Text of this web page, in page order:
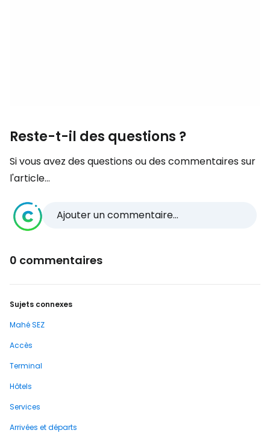
Reste-t-il des questions ?
Si vous avez des questions ou des commentaires sur
l'article...
Ajouter un commentaire...
0 commentaires
Sujets connexes
Mahé SEZ
Accès
Terminal
Hôtels
Services
Arrivées et départs